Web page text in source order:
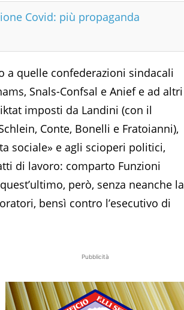
Covid: più propaganda
quelle confederazioni sindacali
Snals-Confsal e Anief e ad altri
imposti da Landini (con il
Conte, Bonelli e Fratoianni),
sociale» e agli scioperi politici,
di lavoro: comparto Funzioni
però, senza neanche la
bensì contro l’esecutivo di
Pubblicità